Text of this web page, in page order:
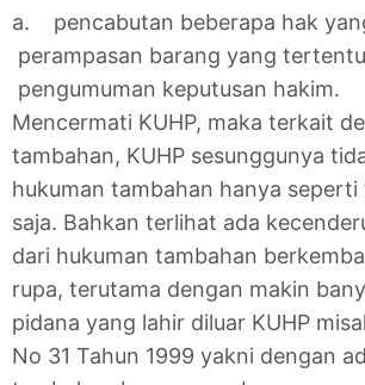
a. pencabutan beberapa hak
perampasan barang yang
pengumuman keputusan hakim.
Mencermati KUHP, maka terkait
tambahan, KUHP sesunggunya
hukuman tambahan hanya
saja. Bahkan terlihat ada
dari hukuman tambahan
rupa, terutama dengan makin
pidana yang lahir diluar KUHP
No 31 Tahun 1999 yakni dengan